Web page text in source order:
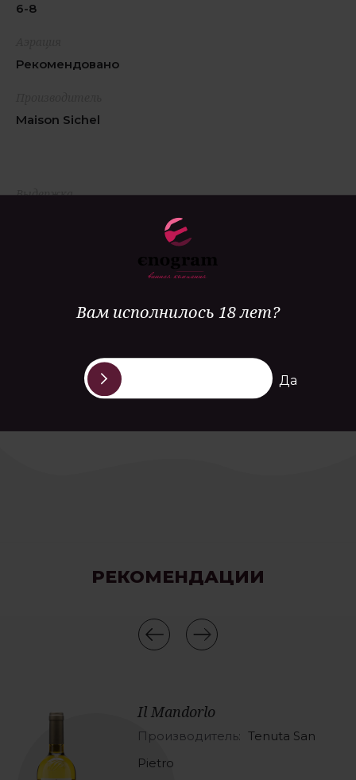
Вам исполнилось 18 лет?
Да
6-8
Рекомендовано
Maison Sichel
Выдержка
12 месяцев в дубовых бочках, одна треть из которых новая
ручной сбор урожая, часть ферментации проходит в
молодые сыры, блюда из морепродуктов и рыбы
РЕКОМЕНДАЦИИ
Il Mandorlo
Производитель: Tenuta San
Pietro